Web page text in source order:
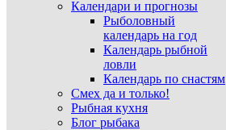
Календари и прогнозы
Рыболовный
календарь на год
Календарь рыбной
ловли
Календарь по снастям
Смех да и только!
Рыбная кухня
Блог рыбака